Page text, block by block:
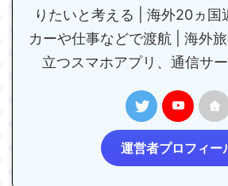
りたいと考える | 海外20ヵ国
カーや仕事などで渡航 | 海外
立つスマホアプリ、通信サー
運営者プロフィー